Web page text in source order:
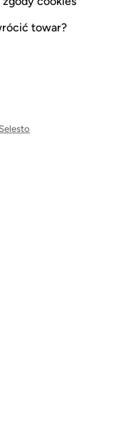
towar?